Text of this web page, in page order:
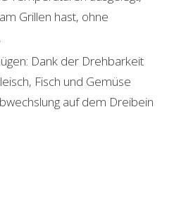
Grillen hast, ohne
Dank der Drehbarkeit
Fisch und Gemüse
auf dem Dreibein